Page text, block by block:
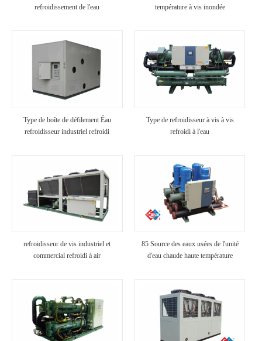
refroidissement de l'eau
température à vis inondée
Type de boîte de défilement Éau
refroidisseur industriel refroidi
Type de refroidisseur à vis à vis
refroidi à l'eau
refroidisseur de vis industriel et
commercial refroidi à air
85 Source des eaux usées de l'unité
d'eau chaude haute température